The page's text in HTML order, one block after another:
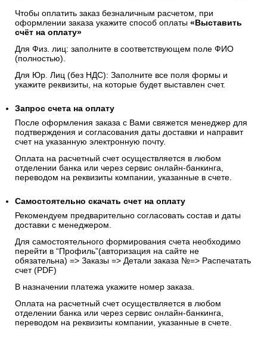
Чтобы оплатить заказ безналичным расчетом, при
оформлении заказа укажите способ оплаты «Выставить
счёт на оплату»
Для Физ. лиц: заполните в соответствующем поле ФИО
(полностью).
Для Юр. Лиц (без НДС): Заполните все поля формы и
укажите реквизиты, на которые будет выставлен счет.
Запрос счета на оплату
После оформления заказа с Вами свяжется менеджер для
подтверждения и согласования даты доставки и направит
счет на указанную электронную почту.
Оплата на расчетный счет осуществляется в любом
отделении банка или через сервис онлайн-банкинга,
переводом на реквизиты компании, указанные в счете.
Самостоятельно скачать счет на оплату
Рекомендуем предварительно согласовать состав и даты
доставки с менеджером.
Для самостоятельного формирования счета необходимо
перейти в “Профиль”(авторизация на сайте не
обязательна) => Заказы => Детали заказа №=> Распечатать
счет (PDF)
В назначении платежа укажите номер заказа.
Оплата на расчетный счет осуществляется в любом
отделении банка или через сервис онлайн-банкинга,
переводом на реквизиты компании, указанные в счете.